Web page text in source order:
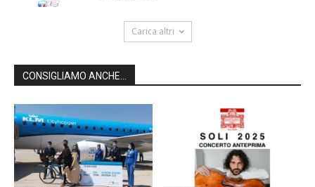
Carica altri
CONSIGLIAMO ANCHE...